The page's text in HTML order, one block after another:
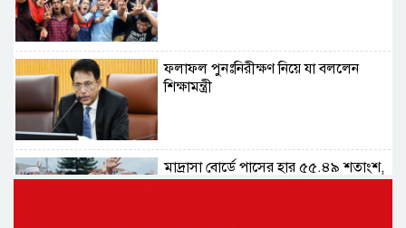
ফলাফল পুনঃনিরীক্ষণ নিয়ে যা বললেন
শিক্ষামন্ত্রী
মাদ্রাসা বোর্ডে পাসের হার ৫৫.৪৯ শতাংশ,